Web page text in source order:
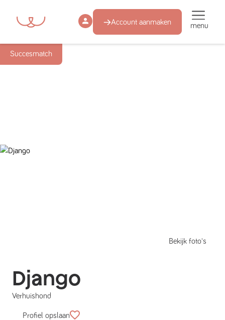
Account aanmaken menu
Succesmatch
Bekijk foto's
Django
Verhuishond
Profiel opslaan